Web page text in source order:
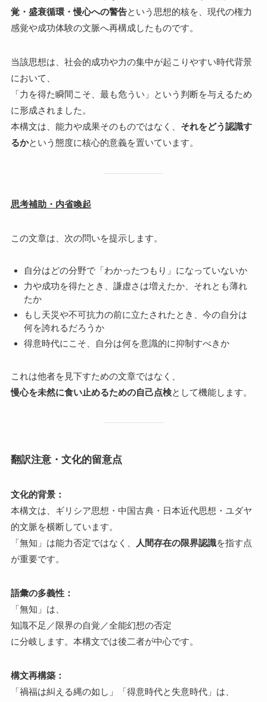
覚・盛衰循環・慢心への警告という思想的核を、現代の権力
感覚や成功体験の文脈へ再構成したものです。
当該思想は、社会的成功や力の集中が起こりやすい時代背景
において、
「力を得た瞬間こそ、最も危うい」という判断を与えるため
に形成されました。
本構文は、能力や成果そのものではなく、 それをどう認識す
るかという態度に核心的意義を置いています。
思考補助・内省喚起
この文章は、次の問いを提示します。
自分はどの分野で「わかったつもり」になっていないか
力や成功を得たとき、謙虚さは増えたか、それとも薄れ
たか
もし天災や不可抗力の前に立たされたとき、今の自分は
何を誇れるだろうか
得意時代にこそ、自分は何を意識的に抑制すべきか
これは他者を見下すための文章ではなく、
慢心を未然に食い止めるための自己点検として機能します。
翻訳注意・文化的留意点
文化的背景：
本構文は、ギリシア思想・中国古典・日本近代思想・ユダヤ
的文脈を横断しています。
「無知」は能力否定ではなく、
人間存在の限界認識を指す点
が重要です。
語彙の多義性：
「無知」は、
知識不足／限界の自覚／全能幻想の否定
に分岐します。本構文では後二者が中心です。
構文再構築：
「禍福は糾える縄の如し」「得意時代と失意時代」は、